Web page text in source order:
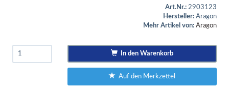
Art.Nr.: 2903123
Hersteller: Aragon
Mehr Artikel von: Aragon
In den Warenkorb
Auf den Merkzettel